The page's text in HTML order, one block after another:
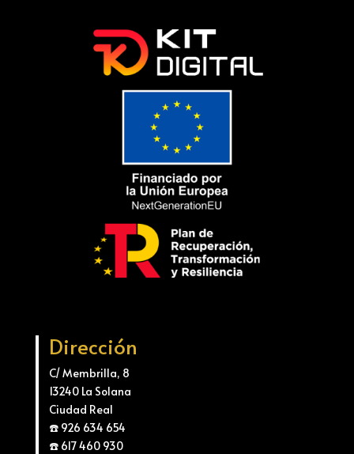
Dirección
C/ Membrilla, 8
13240 La Solana
Ciudad Real
☎️ 926 634 654
☎️ 617 460 930